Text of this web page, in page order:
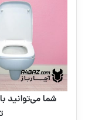
شما می‌توانید